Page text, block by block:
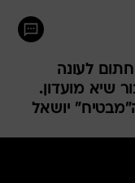
לעונה
שיא מועדון.
יושאל